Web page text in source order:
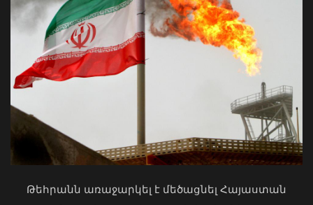
Վթար Լոռու մարզում․ փրկարարները
վարորդին դուրս են բերել
արգելափակումից
Մկրտության արարողությունից հետո
Արտաշատում 14 մարդ թունավորման
ախտանիշներով դիմել է ԲԿ. ՀՎԿԱԿ
02 Օգոստոս, 2026 15:06
Թեհրանն առաջարկել է մեծացնել Հայաստան